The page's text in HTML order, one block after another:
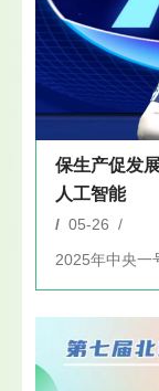
保生产促发
人工智能
/ 05-26 /